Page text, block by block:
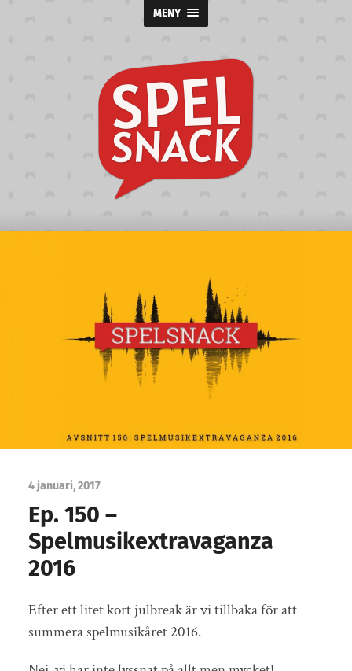
MENY
Spelsnack
4 januari, 2017
Ep. 150 –
Spelmusikextravaganza
2016
Efter ett litet kort julbreak är vi tillbaka för att
summera spelmusikåret 2016.